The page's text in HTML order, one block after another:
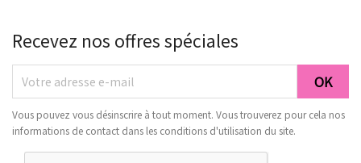
Recevez nos offres spéciales
Vous pouvez vous désinscrire à tout moment. Vous trouverez pour cela nos
informations de contact dans les conditions d'utilisation du site.